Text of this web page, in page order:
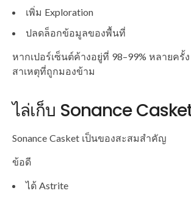
เพิ่ม Exploration
ปลดล็อกข้อมูลของพื้นที่
หากเปอร์เซ็นต์ค้างอยู่ที่ 98–99% หลายครั้
สาเหตุที่ถูกมองข้าม
ไล่เก็บ Sonance
Sonance Casket เป็นของสะสมสำคัญ
ข้อดี
ได้ Astrite